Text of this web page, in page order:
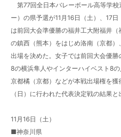
第77回全日本バレーボール高等学校
ー）の県予選が11月16日（土）、17
は前回大会準優勝の福井工大附福井
の鎮西（熊本）をはじめ洛南（京都
出場を決めた。女子では前回大会優
8の横浜隼人やインターハイベスト8の
京都橘（京都）などが本戦出場権を獲
（日）に行われた代表決定戦の結果と
11月16日（土）
■神奈川県